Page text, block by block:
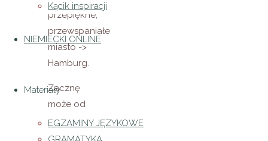
Kącik inspiracji
NIEMIECKI ONLINE
Materiały
EGZAMINY JĘZYKOWE
przepiękne,
przewspaniałe
miasto ->
Hamburg.
Zacznę
może od
informacji
ogólnych.